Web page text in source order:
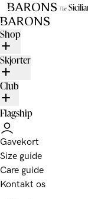
Gå til indhold
BARONS
The
Shop
Skjorter
Club
Flagship
Gavekort
Size guide
Care guide
Kontakt os